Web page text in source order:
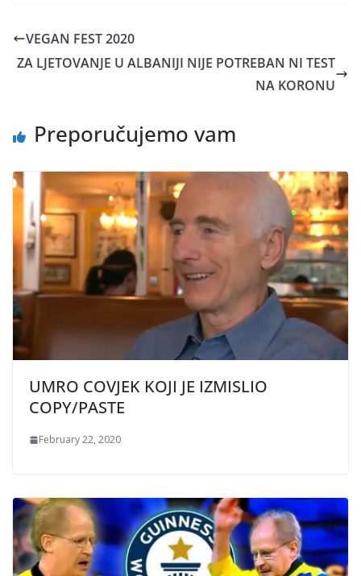
VEGAN FEST 2020
ZA LJETOVANJE U ALBANIJI NIJE POTREBAN NI TEST
NA KORONU
Preporučujemo vam
UMRO COVJEK KOJI JE IZMISLIO
COPY/PASTE
February 22, 2020